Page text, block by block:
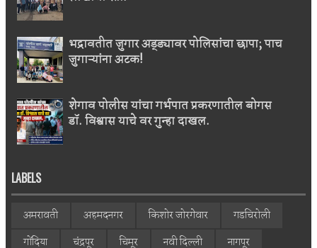
भद्रावतीत जुगार अड्ड्यावर पोलिसांचा छापा; पाच
जुगाऱ्यांना अटक!
शेगाव पोलीस यांचा गर्भपात प्रकरणातील बोगस
डॉ. विश्वास याचे वर गुन्हा दाखल.
LABELS
अमरावती अहमदनगर किशोर जोरगेवार
गडचिरोली
गोंदिया
चंद्रपूर चिमूर नवी दिल्ली
नागपूर